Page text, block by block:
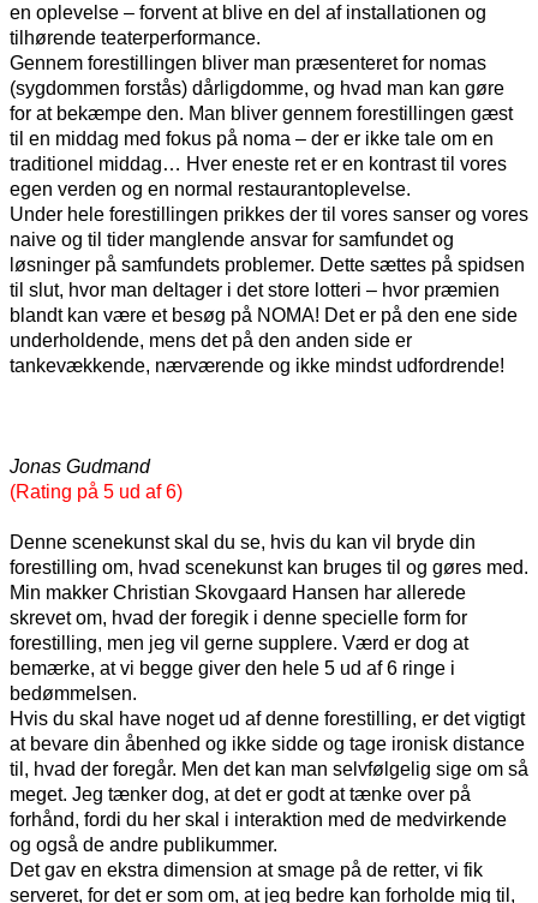
en oplevelse – forvent at blive en del af installationen og
tilhørende teaterperformance.
Gennem forestillingen bliver man præsenteret for nomas
(sygdommen forstås) dårligdomme, og hvad man kan gøre
for at bekæmpe den. Man bliver gennem forestillingen gæst
til en middag med fokus på noma – der er ikke tale om en
traditionel middag… Hver eneste ret er en kontrast til vores
egen verden og en normal restaurantoplevelse.
Under hele forestillingen prikkes der til vores sanser og vores
naive og til tider manglende ansvar for samfundet og
løsninger på samfundets problemer. Dette sættes på spidsen
til slut, hvor man deltager i det store lotteri – hvor præmien
blandt kan være et besøg på NOMA! Det er på den ene side
underholdende, mens det på den anden side er
tankevækkende, nærværende og ikke mindst udfordrende!
Jonas Gudmand
(Rating på 5 ud af 6)
Denne scenekunst skal du se, hvis du kan vil bryde din
forestilling om, hvad scenekunst kan bruges til og gøres med.
Min makker Christian Skovgaard Hansen har allerede
skrevet om, hvad der foregik i denne specielle form for
forestilling, men jeg vil gerne supplere. Værd er dog at
bemærke, at vi begge giver den hele 5 ud af 6 ringe i
bedømmelsen.
Hvis du skal have noget ud af denne forestilling, er det vigtigt
at bevare din åbenhed og ikke sidde og tage ironisk distance
til, hvad der foregår. Men det kan man selvfølgelig sige om så
meget. Jeg tænker dog, at det er godt at tænke over på
forhånd, fordi du her skal i interaktion med de medvirkende
og også de andre publikummer.
Det gav en ekstra dimension at smage på de retter, vi fik
serveret, for det er som om, at jeg bedre kan forholde mig til,